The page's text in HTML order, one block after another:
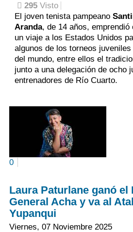
295 Visto
El joven tenista pampeano
Aranda, de 14 años,
un viaje a los Estados Unidos
algunos de los torneos
del mundo, entre ellos el
junto a una delegación de ocho
entrenadores de Río Cuarto.
0
Laura Paturlane ganó el
General Acha y va al
Yupanqui
Viernes, 07 Noviembre 2025